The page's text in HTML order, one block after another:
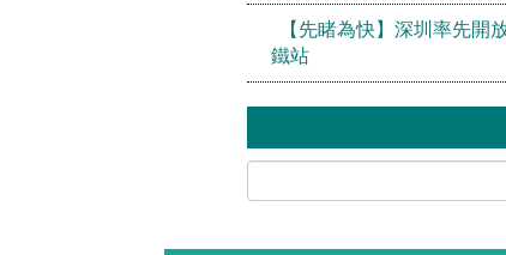
【先睹為快】深圳率先開
鐵站